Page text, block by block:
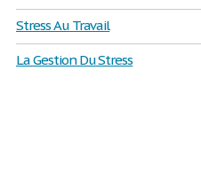
Stress Au Travail
La Gestion Du Stress